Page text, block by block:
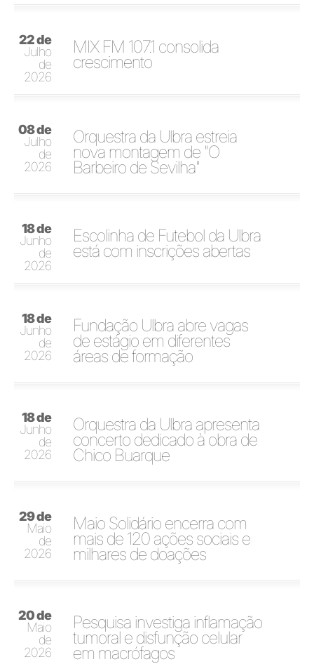
22 de
Julho
de
2026
MIX FM 107.1 consolida
crescimento
08 de
Julho
de
2026
Orquestra da Ulbra estreia
nova montagem de "O
Barbeiro de Sevilha"
18 de
Junho
de
2026
Escolinha de Futebol da Ulbra
está com inscrições abertas
18 de
Junho
de
2026
Fundação Ulbra abre vagas
de estágio em diferentes
áreas de formação
18 de
Junho
de
2026
Orquestra da Ulbra apresenta
concerto dedicado à obra de
Chico Buarque
29 de
Maio
de
2026
Maio Solidário encerra com
mais de 120 ações sociais e
milhares de doações
20 de
Maio
de
2026
Pesquisa investiga inflamação
tumoral e disfunção celular
em macrófagos